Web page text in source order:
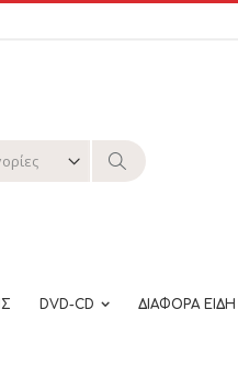
DVD-CD ΔΙΑΦΟΡΑ ΕΙΔΗ